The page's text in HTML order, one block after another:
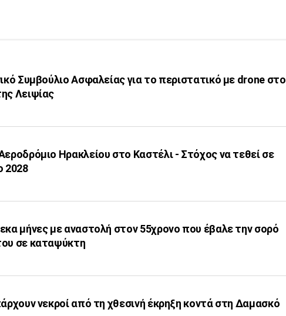
Συμβούλιο Ασφαλείας για το περιστατικό με drone στο
Λειψίας
Ηρακλείου στο Καστέλι - Στόχος να τεθεί σε
2028
μήνες με αναστολή στον 55χρονο που έβαλε την σορό
σε καταψύκτη
νεκροί από τη χθεσινή έκρηξη κοντά στη Δαμασκό